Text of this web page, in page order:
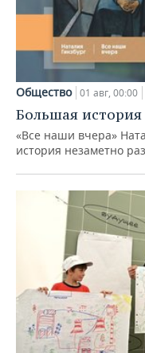
Общество 01 авг, 00:00
Большая
«Все наши вчера»
история незаметно